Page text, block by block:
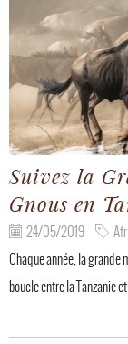
Suivez la
Gnous en
24/05/2019
Chaque année, la grande
boucle entre la Tanzanie